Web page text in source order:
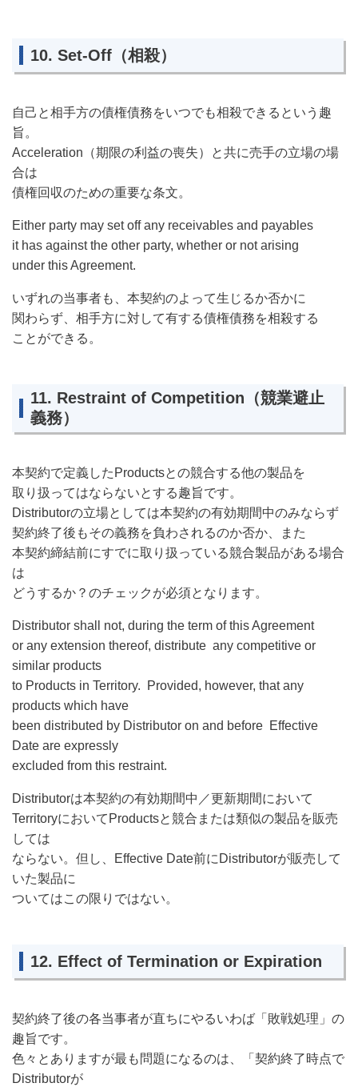
10. Set-Off（相殺）
自己と相手方の債権債務をいつでも相殺できるという趣
旨。
Acceleration（期限の利益の喪失）と共に売手の立場の場
合は
債権回収のための重要な条文。
Either party may set off any receivables and payables
it has against the other party, whether or not arising
under this Agreement.
いずれの当事者も、本契約のよって生じるか否かに
関わらず、相手方に対して有する債権債務を相殺する
ことができる。
11. Restraint of Competition（競業避止
義務）
本契約で定義したProductsとの競合する他の製品を
取り扱ってはならないとする趣旨です。
Distributorの立場としては本契約の有効期間中のみならず
契約終了後もその義務を負わされるのか否か、また
本契約締結前にすでに取り扱っている競合製品がある場合
は
どうするか？のチェックが必須となります。
Distributor shall not, during the term of this Agreement
or any extension thereof, distribute any competitive or
similar products
to Products in Territory. Provided, however, that any
products which have
been distributed by Distributor on and before Effective
Date are expressly
excluded from this restraint.
Distributorは本契約の有効期間中／更新期間において
TerritoryにおいてProductsと競合または類似の製品を販売
しては
ならない。但し、Effective Date前にDistributorが販売して
いた製品に
ついてはこの限りではない。
12. Effect of Termination or Expiration
契約終了後の各当事者が直ちにやるいわば「敗戦処理」の
趣旨です。
色々とありますが最も問題になるのは、「契約終了時点で
Distributorが